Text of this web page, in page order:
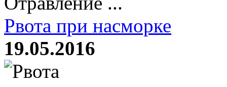
Рвота при насморке
19.05.2016